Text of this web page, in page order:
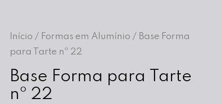
Início / Formas em Alumínio / Base Forma
para Tarte nº 22
Base Forma para Tarte
nº 22